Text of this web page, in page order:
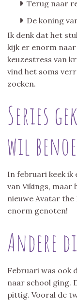
Terug naar
De koning
Ik denk dat het
kijk er enorm
keuzestress van
vind het soms
zoeken.
Series
wil
In februari keek
van Vikings, maar
nieuwe Avatar the
enorm genoten!
Andere
Februari was ook
naar school ging.
pittig. Vooral de